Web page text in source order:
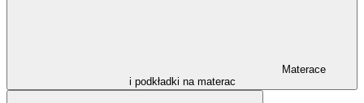
Materace
i podkładki na materac